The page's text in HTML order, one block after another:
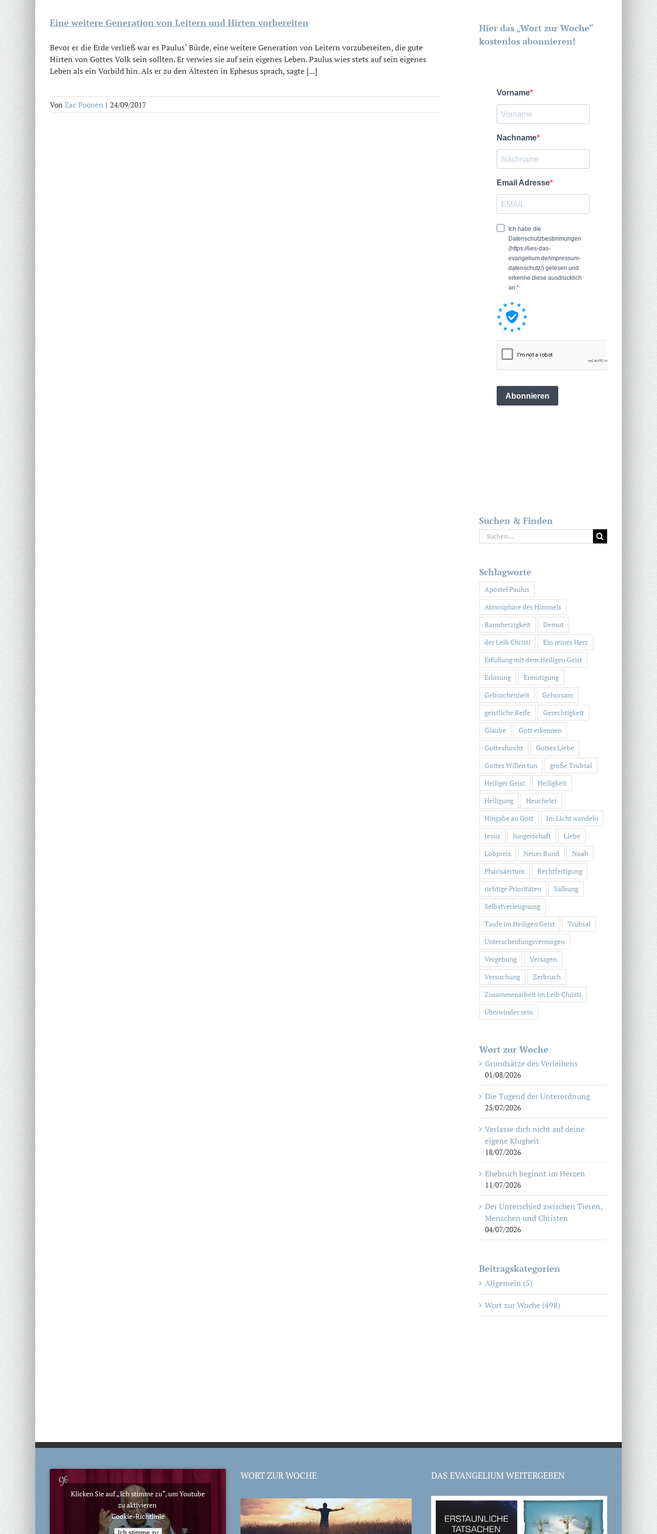
Eine weitere Generation von Leitern und Hirten vorbereiten
Bevor er die Erde verließ war es Paulus‘ Bürde, eine weitere Generation von Leitern vorzubereiten, die gute
Hirten von Gottes Volk sein sollten. Er verwies sie auf sein eigenes Leben. Paulus wies stets auf sein eigenes
Leben als ein Vorbild hin. Als er zu den Ältesten in Ephesus sprach, sagte [...]
Von Zac Poonen | 24/09/2017
Hier das „Wort zur Woche“
kostenlos abonnieren!
Suchen & Finden
Suche
nach:
Schlagworte
Apostel Paulus
Atmosphäre des Himmels
Barmherzigkeit
Demut
der Leib Christi
Ein reines Herz
Erfüllung mit dem Heiligen Geist
Erlösung
Ermutigung
Gebrochenheit
Gehorsam
geistliche Reife
Gerechtigkeit
Glaube
Gott erkennen
Gottesfurcht
Gottes Liebe
Gottes Willen tun
große Trübsal
Heiliger Geist
Heiligkeit
Heiligung
Heuchelei
Hingabe an Gott
Im Licht wandeln
Jesus
Jüngerschaft
Liebe
Lobpreis
Neuer Bund
Noah
Pharisäertum
Rechtfertigung
richtige Prioritäten
Salbung
Selbstverleugnung
Taufe im Heiligen Geist
Trübsal
Unterscheidungsvermögen
Vergebung
Versagen
Versuchung
Zerbruch
Zusammenarbeit im Leib Christi
Überwinder sein
Wort zur Woche
Grundsätze des Verleihens
01/08/2026
Die Tugend der Unterordnung
25/07/2026
Verlasse dich nicht auf deine
eigene Klugheit
18/07/2026
Ehebruch beginnt im Herzen
11/07/2026
Der Unterschied zwischen Tieren,
Menschen und Christen
04/07/2026
Beitragskategorien
Allgemein (5)
Wort zur Woche (498)
Klicken Sie auf „Ich stimme zu“, um Youtube
zu aktivieren
Cookie-Richtlinie
WORT ZUR WOCHE DAS EVANGELIUM WEITERGEBEN